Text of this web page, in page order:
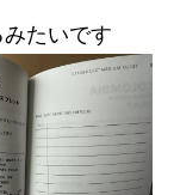
たいです